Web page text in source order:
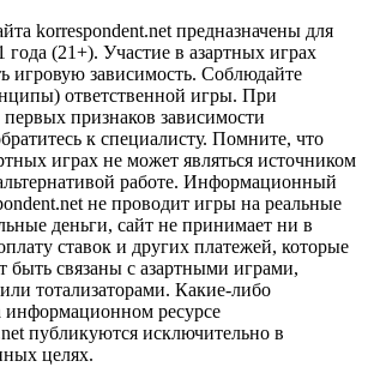
korrespondent.net предназначены для
года (21+). Участие в азартных играх
игровую зависимость. Соблюдайте
ответственной игры. При
признаков зависимости
к специалисту. Помните, что
играх не может являться источником
работе. Информационный
не проводит игры на реальные
деньги, сайт не принимает ни в
ставок и других платежей, которые
быть связаны с азартными играми,
тотализаторами. Какие-либо
информационном ресурсе
публикуются исключительно в
целях.